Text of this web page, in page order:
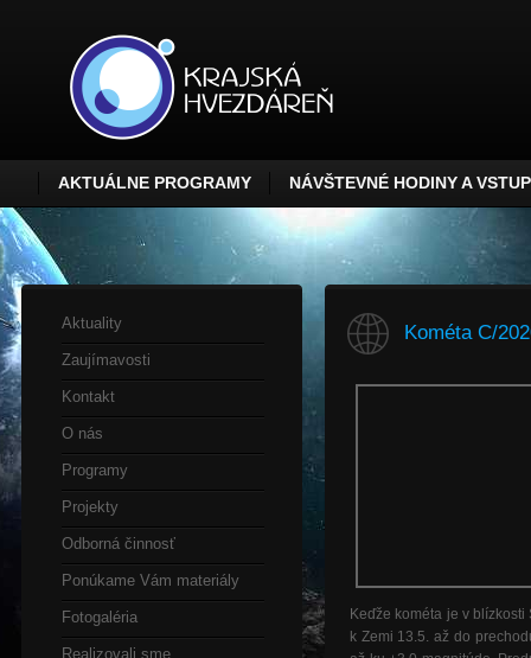
AKTUÁLNE PROGRAMY NÁVŠTEVNÉ HODINY A
Aktuality
Zaujímavosti
Kontakt
O nás
Programy
Projekty
Odborná činnosť
Ponúkame Vám materiály
Fotogaléria
Realizovali sme
Kométa C/
Keďže kométa je v
k Zemi 13.5. až do